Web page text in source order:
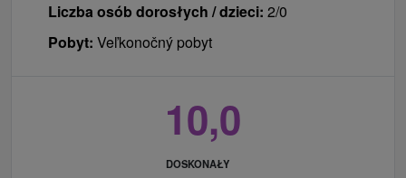
Liczba osób dorosłych / dzieci: 2/0
Pobyt: Veľkonočný pobyt
10,0
DOSKONAŁY